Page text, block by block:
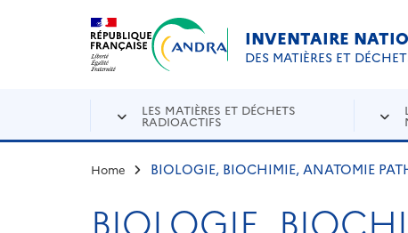
Aller au contenu principal
INVENTAIRE
DES MATIÈRES ET
LES MATIÈRES ET DÉCHETS
RADIOACTIFS
Home BIOLOGIE, BIOCHIMIE, ANATOMIE
BIOLOGIE,